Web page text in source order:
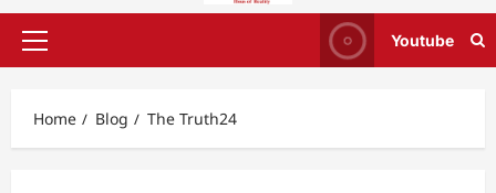
Youtube
Home Blog The Truth24